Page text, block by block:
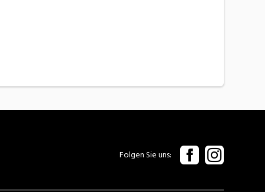
Folgen Sie uns